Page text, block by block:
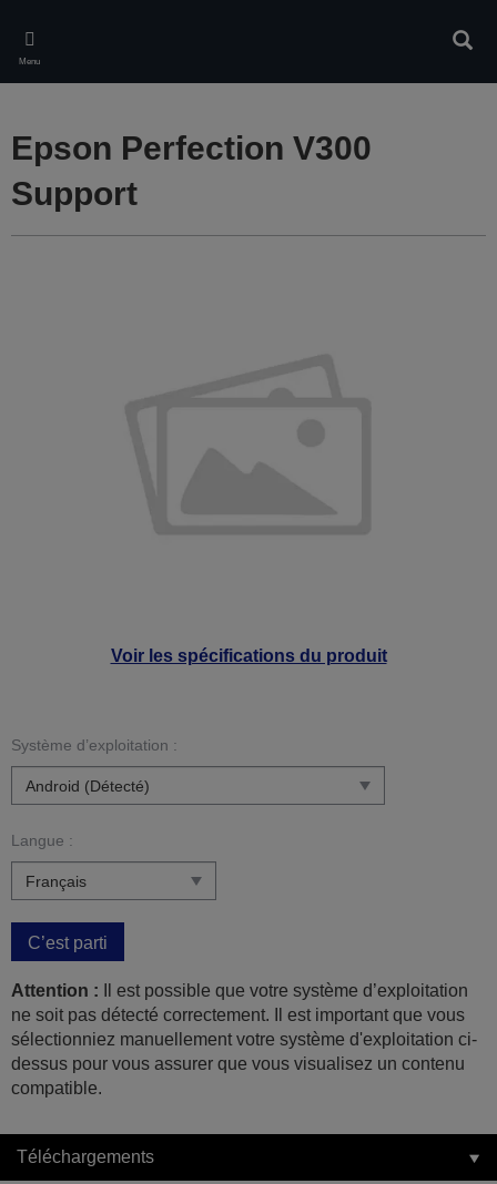
main
content
Menu
Voir les spécifications du produit
Epson Perfection V300
Support
Système d’exploitation :
Langue :
C’est parti
Attention : Il est possible que votre système d’exploitation
ne soit pas détecté correctement. Il est important que vous
sélectionniez manuellement votre système d'exploitation ci-
dessus pour vous assurer que vous visualisez un contenu
compatible.
Téléchargements